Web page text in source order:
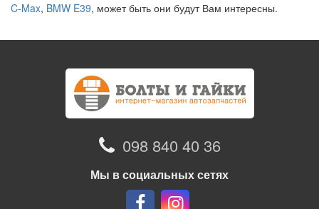
C-Max, BMW E39, может быть они будут Вам интересны.
098 840 40 36
Мы в социальных сетях